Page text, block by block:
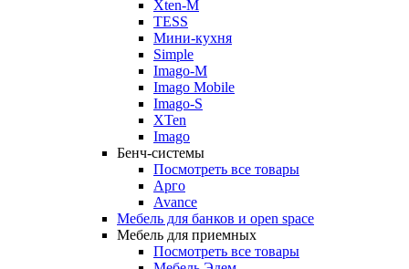
Xten-M
TESS
Мини-кухня
Simple
Imago-M
Imago Mobile
Imago-S
XTen
Imago
Бенч-системы
Посмотреть все товары
Арго
Avance
Мебель для банков и open space
Мебель для приемных
Посмотреть все товары